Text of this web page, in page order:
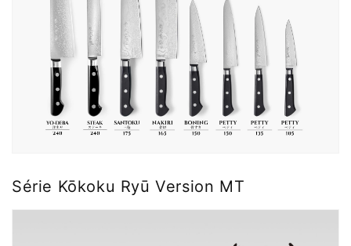
Série Kōkoku Ryū Version MT